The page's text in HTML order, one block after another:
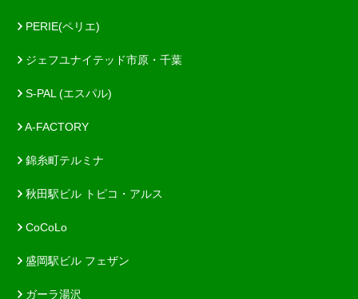
PERIE(ペリエ)
ジェフユナイテッド市原・千葉
S-PAL (エスパル)
A-FACTORY
錦糸町テルミナ
秋田駅ビル トピコ・アルス
CoCoLo
盛岡駅ビル フェザン
ガーラ湯沢